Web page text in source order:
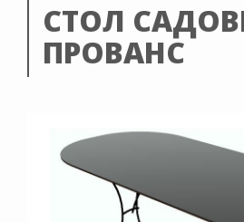
СТОЛ
ПРОВАНС